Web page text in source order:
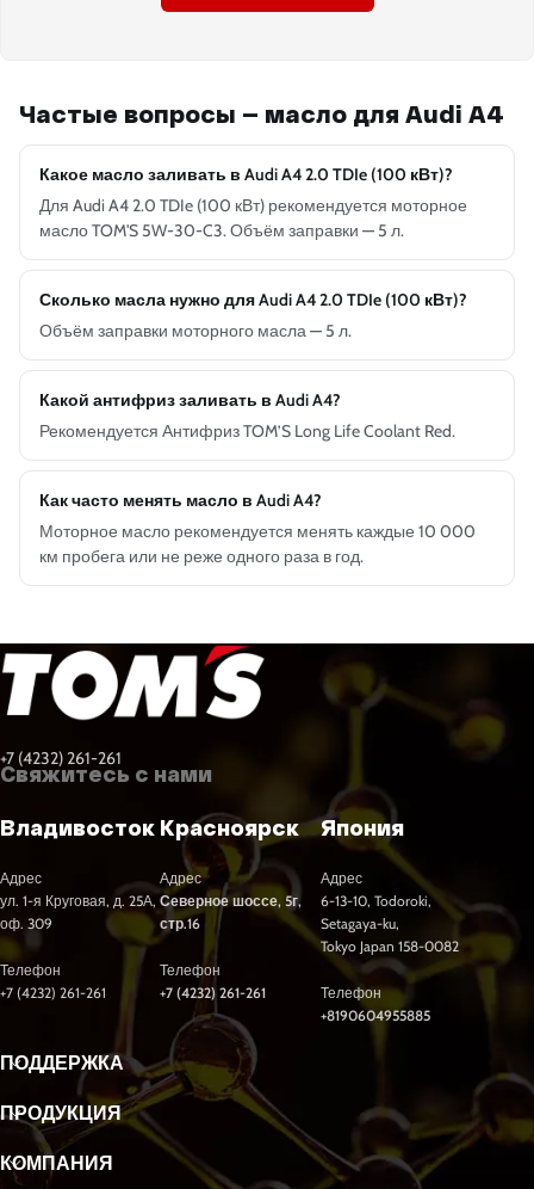
Частые вопросы — масло для Audi A4
Какое масло заливать в Audi A4 2.0 TDIe (100 кВт)?
Для Audi A4 2.0 TDIe (100 кВт) рекомендуется моторное
масло TOM'S 5W-30-C3. Объём заправки — 5 л.
Сколько масла нужно для Audi A4 2.0 TDIe (100 кВт)?
Объём заправки моторного масла — 5 л.
Какой антифриз заливать в Audi A4?
Рекомендуется Антифриз TOM’S Long Life Coolant Red.
Как часто менять масло в Audi A4?
Моторное масло рекомендуется менять каждые 10 000
км пробега или не реже одного раза в год.
+7 (4232) 261-261
Свяжитесь с нами
Владивосток
Адрес
ул. 1-я Круговая, д. 25А,
оф. 309
Телефон
+7 (4232) 261-261
Красноярск
Адрес
Северное шоссе, 5г,
стр.16
Телефон
+7 (4232) 261-261
Япония
Адрес
6-13-10, Todoroki,
Setagaya-ku,
Tokyo Japan 158-0082
Телефон
+8190604955885
ПОДДЕРЖКА
ПРОДУКЦИЯ
КОМПАНИЯ